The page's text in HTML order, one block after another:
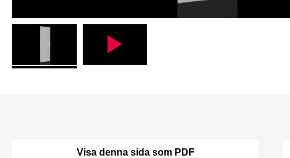
Visa denna sida som PDF